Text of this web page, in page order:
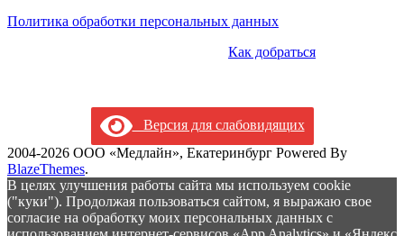
Политика обработки персональных данных
Как добраться
Версия для слабовидящих
2004-2026 ООО «Медлайн», Екатеринбург Powered By
BlazeThemes.
В целях улучшения работы сайта мы используем cookie
("куки"). Продолжая пользоваться сайтом, я выражаю свое
согласие на обработку моих персональных данных с